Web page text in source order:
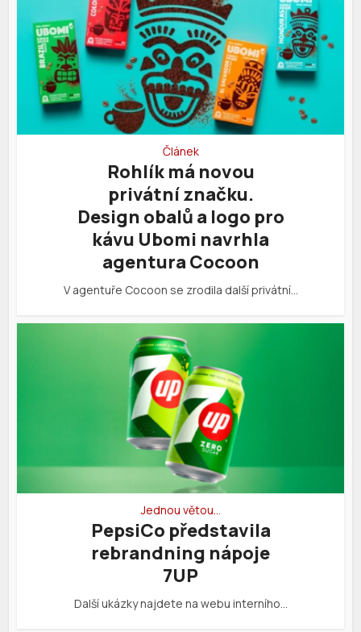
Článek
Rohlík má novou
privátní značku.
Design obalů a logo pro
kávu Ubomi navrhla
agentura Cocoon
V agentuře Cocoon se zrodila další privátní…
Jednou větou…
PepsiCo představila
rebrandning nápoje
7UP
Další ukázky najdete na webu interního…